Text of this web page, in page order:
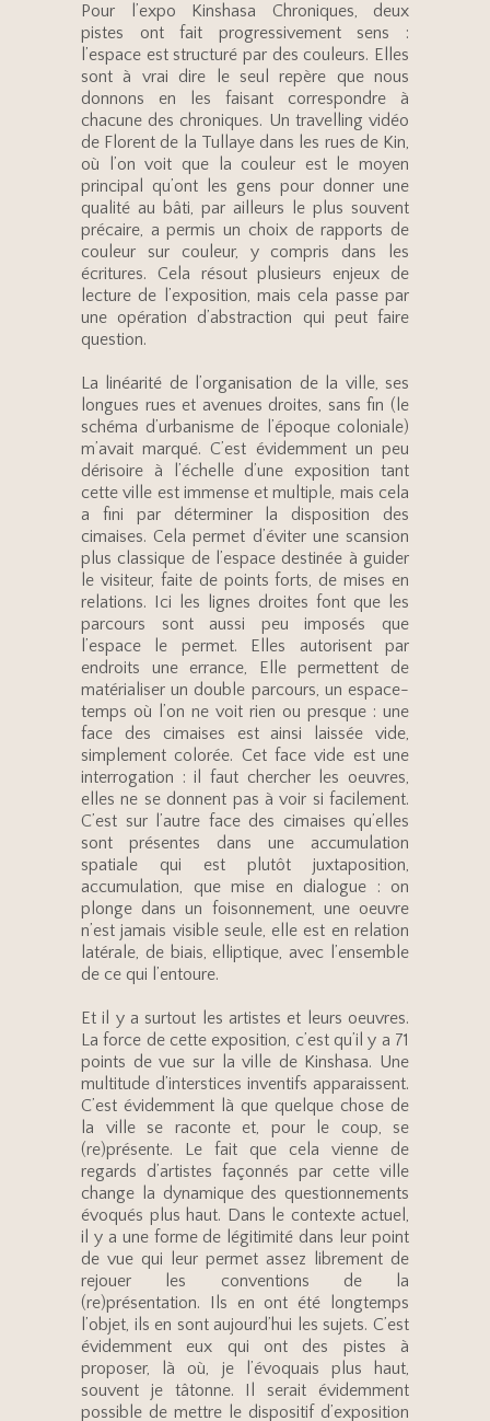
Pour l’expo Kinshasa Chroniques, deux
pistes ont fait progressivement sens :
l’espace est structuré par des couleurs. Elles
sont à vrai dire le seul repère que nous
donnons en les faisant correspondre à
chacune des chroniques. Un travelling vidéo
de Florent de la Tullaye dans les rues de Kin,
où l’on voit que la couleur est le moyen
principal qu’ont les gens pour donner une
qualité au bâti, par ailleurs le plus souvent
précaire, a permis un choix de rapports de
couleur sur couleur, y compris dans les
écritures. Cela résout plusieurs enjeux de
lecture de l’exposition, mais cela passe par
une opération d’abstraction qui peut faire
question.
La linéarité de l’organisation de la ville, ses
longues rues et avenues droites, sans fin (le
schéma d’urbanisme de l’époque coloniale)
m’avait marqué. C’est évidemment un peu
dérisoire à l’échelle d’une exposition tant
cette ville est immense et multiple, mais cela
a fini par déterminer la disposition des
cimaises. Cela permet d’éviter une scansion
plus classique de l’espace destinée à guider
le visiteur, faite de points forts, de mises en
relations. Ici les lignes droites font que les
parcours sont aussi peu imposés que
l’espace le permet. Elles autorisent par
endroits une errance, Elle permettent de
matérialiser un double parcours, un espace-
temps où l’on ne voit rien ou presque : une
face des cimaises est ainsi laissée vide,
simplement colorée. Cet face vide est une
interrogation : il faut chercher les oeuvres,
elles ne se donnent pas à voir si facilement.
C’est sur l’autre face des cimaises qu’elles
sont présentes dans une accumulation
spatiale qui est plutôt juxtaposition,
accumulation, que mise en dialogue : on
plonge dans un foisonnement, une oeuvre
n’est jamais visible seule, elle est en relation
latérale, de biais, elliptique, avec l’ensemble
de ce qui l’entoure.
Et il y a surtout les artistes et leurs oeuvres.
La force de cette exposition, c’est qu’il y a 71
points de vue sur la ville de Kinshasa. Une
multitude d’interstices inventifs apparaissent.
C’est évidemment là que quelque chose de
la ville se raconte et, pour le coup, se
(re)présente. Le fait que cela vienne de
regards d’artistes façonnés par cette ville
change la dynamique des questionnements
évoqués plus haut. Dans le contexte actuel,
il y a une forme de légitimité dans leur point
de vue qui leur permet assez librement de
rejouer les conventions de la
(re)présentation. Ils en ont été longtemps
l’objet, ils en sont aujourd’hui les sujets. C’est
évidemment eux qui ont des pistes à
proposer, là où, je l’évoquais plus haut,
souvent je tâtonne. Il serait évidemment
possible de mettre le dispositif d’exposition